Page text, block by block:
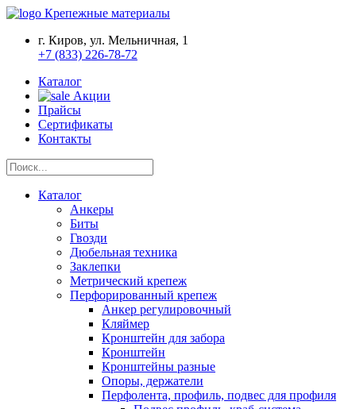
Крепежные материалы
г. Киров, ул. Мельничная, 1
+7 (833) 226-78-72
Каталог
Акции
Прайсы
Сертификаты
Контакты
Каталог
Анкеры
Биты
Гвозди
Дюбельная техника
Заклепки
Метрический крепеж
Перфорированный крепеж
Анкер регулировочный
Кляймер
Кронштейн для забора
Кронштейн
Кронштейны разные
Опоры, держатели
Перфолента, профиль, подвес для профиля